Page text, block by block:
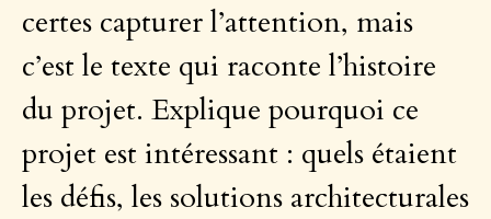
certes capturer l’attention, mais
c’est le texte qui raconte l’histoire
du projet. Explique pourquoi ce
projet est intéressant : quels étaient
les défis, les solutions architecturales